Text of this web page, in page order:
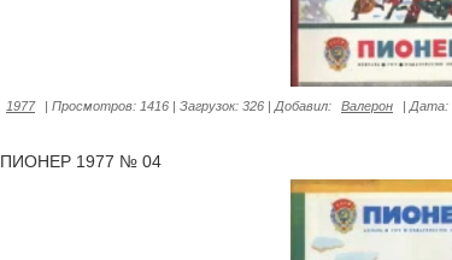
1977 Просмотров: 1416 Загрузок: 326 Добавил: Валерон Дата:
ПИОНЕР 1977 № 04